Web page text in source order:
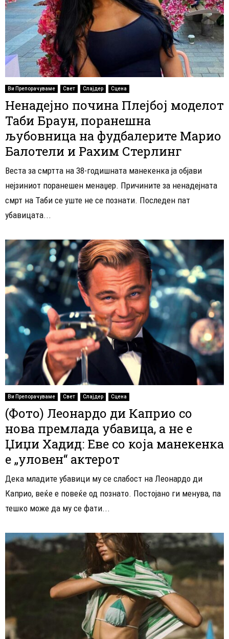
Ви Препорачуваме Свет Слајдер Сцена
Ненадејно почина Плејбој моделот
Таби Браун, поранешнa
љубовница на фудбалерите Марио
Балотели и Рахим Стерлинг
Веста за смртта на 38-годишната манекенка ја објави
нејзиниот поранешен менаџер. Причините за ненадејната
смрт на Таби се уште не се познати. Последен пат
убавицата...
Ви Препорачуваме Свет Слајдер Сцена
(Фото) Леонардо ди Каприо со
нова премлада убавица, а не е
Џиџи Хадид: Еве со која манекенка
е „уловен“ актерот
Дека младите убавици му се слабост на Леонардо ди
Каприо, веќе е повеќе од познато. Постојано ги менува, па
тешко може да му се фати...